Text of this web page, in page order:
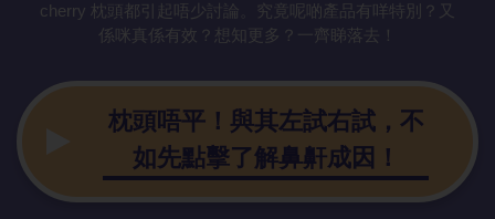
cherry 枕頭都引起唔少討論。究竟呢啲產品有咩特別？又
係咪真係有效？想知更多？一齊睇落去！
枕頭唔平！與其左試右試，不
如先點擊了解鼻鼾成因！